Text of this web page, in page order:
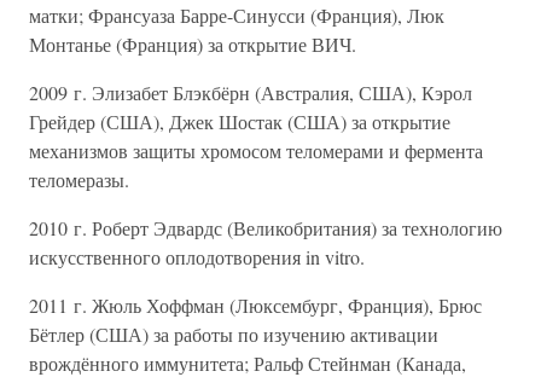
матки; Франсуаза Барре-Синусси (Франция), Люк
Монтанье (Франция) за открытие ВИЧ.
2009 г. Элизабет Блэкбёрн (Австралия, США), Кэрол
Грейдер (США), Джек Шостак (США) за открытие
механизмов защиты хромосом теломерами и фермента
теломеразы.
2010 г. Роберт Эдвардс (Великобритания) за технологию
искусственного оплодотворения in vitro.
2011 г. Жюль Хоффман (Люксембург, Франция), Брюс
Бётлер (США) за работы по изучению активации
врождённого иммунитета; Ральф Стейнман (Канада,